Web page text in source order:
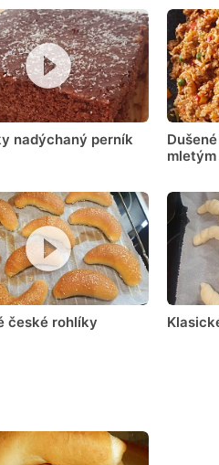
nadýchaný perník
mletým
české rohlíky